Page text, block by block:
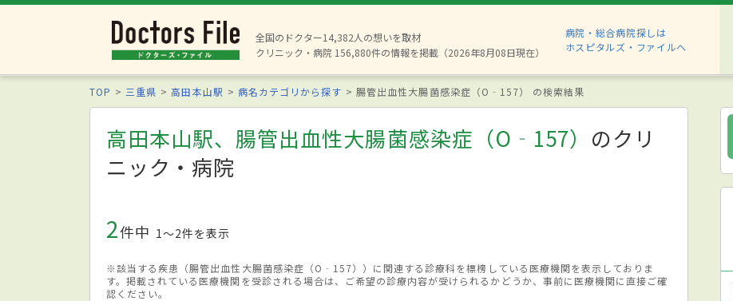
全国のドクター14,382人の想いを取材
クリニック・病院 156,880件の情報を掲載（2026年8月08日現在）
病院・総合病院探しは
ホスピタルズ・ファイルへ
TOP 三重県 高田本山駅 病名カテゴリから探す 腸管出血性大腸菌感染症（O‐157） の検索結果
高田本山駅、腸管出血性大腸菌感染症（O‐157） のクリ
ニック・病院
2件中 1〜2件を表示
※該当する疾患（腸管出血性大腸菌感染症（O‐157））に関連する診療科を標榜している医療機関を表示しておりま
す。掲載されている医療機関を受診される場合は、ご希望の診療内容が受けられるかどうか、事前に医療機関に直接ご確
認ください。